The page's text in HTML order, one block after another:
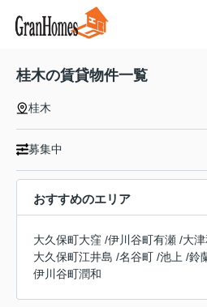
桂木の賃貸物件一覧
桂木
募集中
おすすめのエリア
大久保町大窪 /伊川谷町有瀬 /大
大久保町江井島 /名谷町 /池上 /鈴
伊川谷町潤和